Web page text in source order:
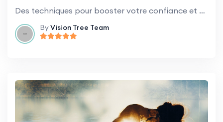
Des techniques pour booster votre confiance et développer une image de soi plus positive.
ByVision Tree Team